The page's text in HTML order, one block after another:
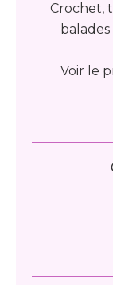
Crochet,
Voir le